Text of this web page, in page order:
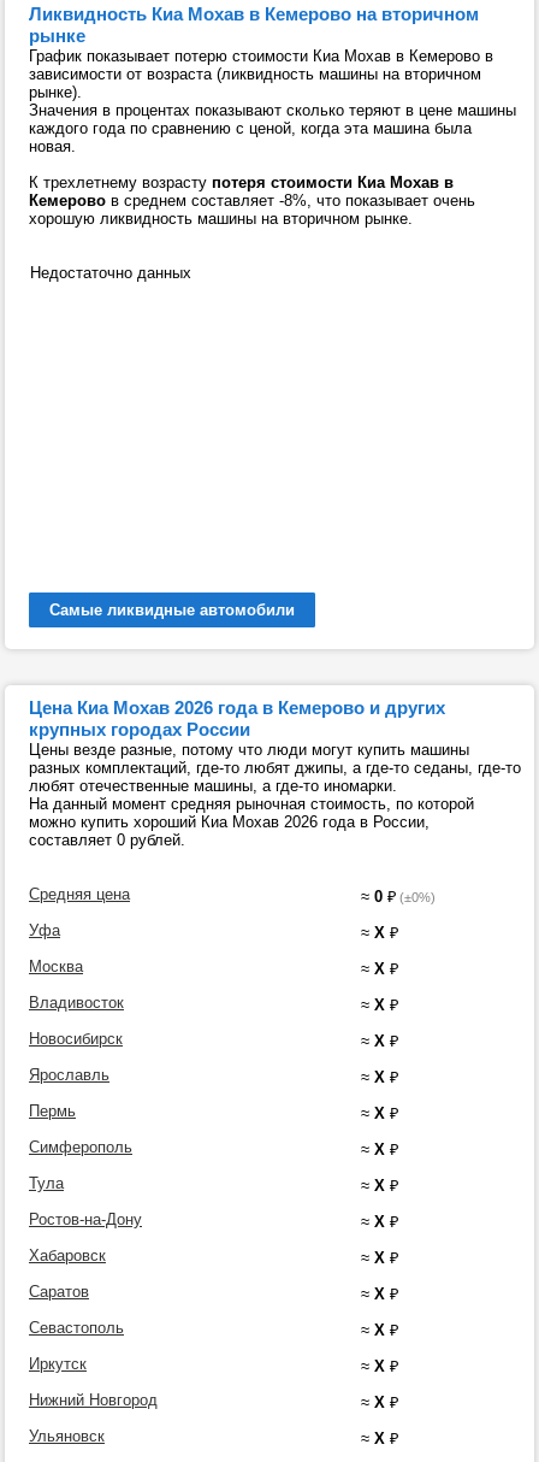
Ликвидность Киа Мохав в Кемерово на вторичном
рынке
График показывает потерю стоимости Киа Мохав в Кемерово в
зависимости от возраста (ликвидность машины на вторичном
рынке).
Значения в процентах показывают сколько теряют в цене машины
каждого года по сравнению с ценой, когда эта машина была
новая.
К трехлетнему возрасту потеря стоимости Киа Мохав в
Кемерово в среднем составляет -8%, что показывает очень
хорошую ликвидность машины на вторичном рынке.
Недостаточно данных
Самые ликвидные автомобили
Цена Киа Мохав 2026 года в Кемерово и других
крупных городах России
Цены везде разные, потому что люди могут купить машины
разных комплектаций, где-то любят джипы, а где-то седаны, где-то
любят отечественные машины, а где-то иномарки.
На данный момент средняя рыночная стоимость, по которой
можно купить хороший Киа Мохав 2026 года в России,
составляет 0 рублей.
Средняя цена ≈ 0 ₽ (±0%)
Уфа ≈ X ₽
Москва
≈ X ₽
Владивосток
≈ X ₽
Новосибирск
≈ X ₽
Ярославль
≈ X ₽
Пермь
≈ X ₽
Симферополь
≈ X ₽
Тула
≈ X ₽
Ростов-на-Дону
≈ X ₽
Хабаровск
≈ X ₽
Саратов
≈ X ₽
Севастополь
≈ X ₽
Иркутск
≈ X ₽
Нижний Новгород
≈ X ₽
Ульяновск
≈ X ₽